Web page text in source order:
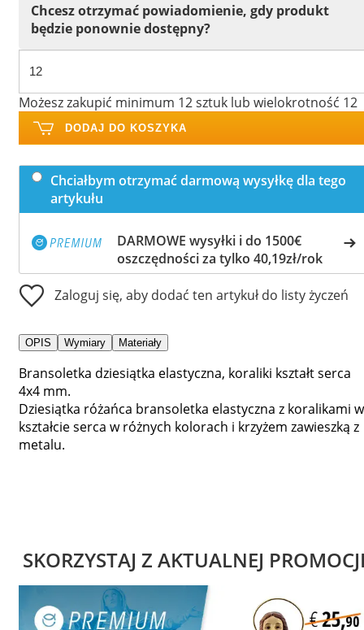
Chcesz otrzymać powiadomienie, gdy produkt
będzie ponownie dostępny?
Możesz zakupić minimum 12 sztuk lub wielokrotność 12
DODAJ DO KOSZYKA
Chciałbym otrzymać darmową wysyłkę dla tego
artykułu
DARMOWE wysyłki i do 1500€
oszczędności za tylko 40,19zł/rok
Zaloguj się, aby dodać ten artykuł do listy życzeń
OPIS Wymiary Materiały
Bransoletka dziesiątka elastyczna, koraliki kształt serca
4x4 mm.
Dziesiątka różańca bransoletka elastyczna z koralikami w
kształcie serca w różnych kolorach i krzyżem zawieszką z
metalu.
SKORZYSTAJ Z AKTUALNEJ